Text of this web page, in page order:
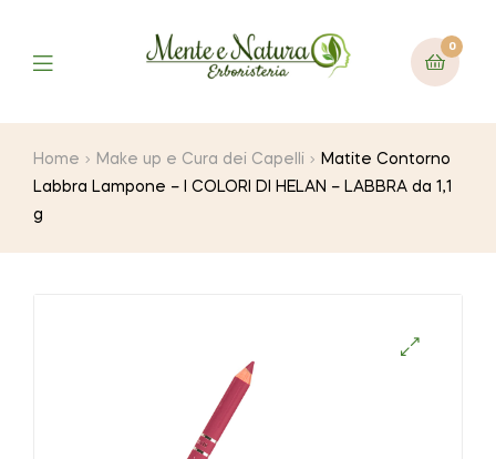
0
Home Make up e Cura dei Capelli
Matite Contorno
Labbra Lampone – I COLORI DI HELAN – LABBRA da 1,1
g